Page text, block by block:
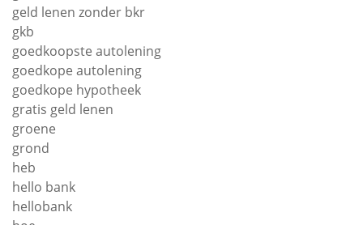
geld lenen zonder bkr
gkb
goedkoopste autolening
goedkope autolening
goedkope hypotheek
gratis geld lenen
groene
grond
heb
hello bank
hellobank